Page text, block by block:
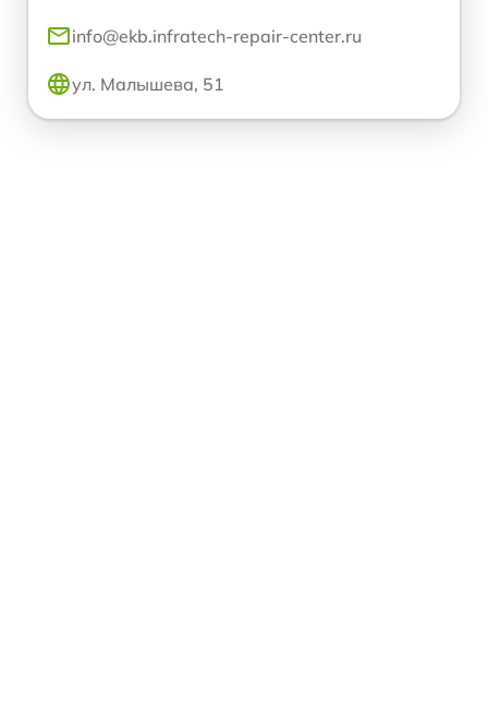
info@ekb.infratech-repair-center.ru
ул. Малышева, 51